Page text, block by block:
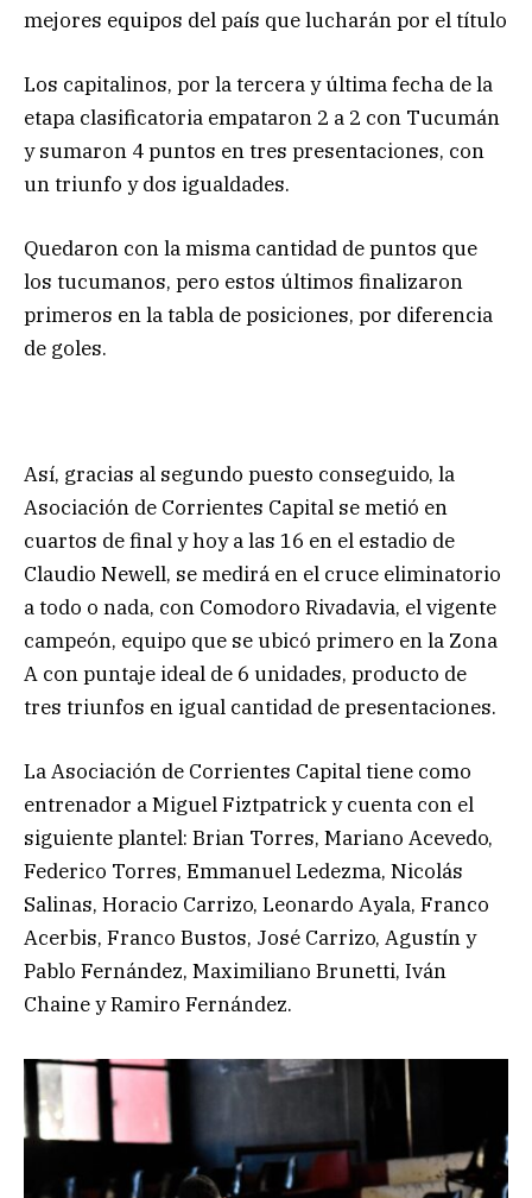
mejores equipos del país que lucharán por el título
Los capitalinos, por la tercera y última fecha de la
etapa clasificatoria empataron 2 a 2 con Tucumán
y sumaron 4 puntos en tres presentaciones, con
un triunfo y dos igualdades.
Quedaron con la misma cantidad de puntos que
los tucumanos, pero estos últimos finalizaron
primeros en la tabla de posiciones, por diferencia
de goles.
Así, gracias al segundo puesto conseguido, la
Asociación de Corrientes Capital se metió en
cuartos de final y hoy a las 16 en el estadio de
Claudio Newell, se medirá en el cruce eliminatorio
a todo o nada, con Comodoro Rivadavia, el vigente
campeón, equipo que se ubicó primero en la Zona
A con puntaje ideal de 6 unidades, producto de
tres triunfos en igual cantidad de presentaciones.
La Asociación de Corrientes Capital tiene como
entrenador a Miguel Fiztpatrick y cuenta con el
siguiente plantel: Brian Torres, Mariano Acevedo,
Federico Torres, Emmanuel Ledezma, Nicolás
Salinas, Horacio Carrizo, Leonardo Ayala, Franco
Acerbis, Franco Bustos, José Carrizo, Agustín y
Pablo Fernández, Maximiliano Brunetti, Iván
Chaine y Ramiro Fernández.